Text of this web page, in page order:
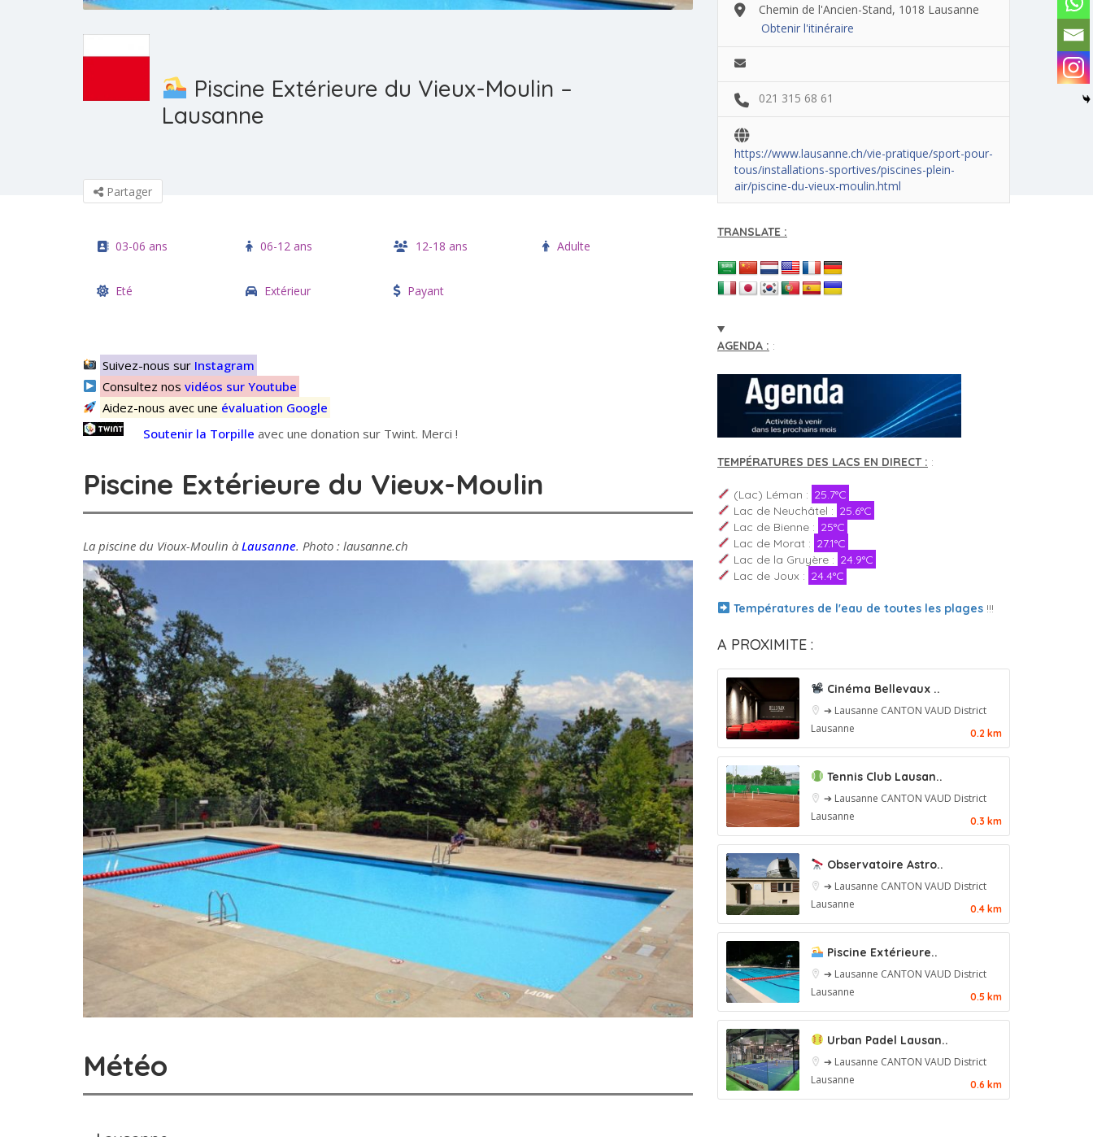
Piscine Extérieure du Vieux-Moulin –
Lausanne
Partager
03-06 ans 06-12 ans 12-18 ans Adulte
Eté Extérieur Payant
Suivez-nous sur Instagram
Consultez nosvidéos sur Youtube
Aidez-nous avec une évaluation Google
Soutenir la Torpille avec une donation sur Twint. Merci !
Piscine Extérieure du Vieux-Moulin
La piscine du Vioux-Moulin à Lausanne. Photo : lausanne.ch
Météo
Chemin de l'Ancien-Stand, 1018 Lausanne
Obtenir l'itinéraire
021 315 68 61
https://www.lausanne.ch/vie-pratique/sport-pour-
tous/installations-sportives/piscines-plein-
air/piscine-du-vieux-moulin.html
TRANSLATE :
AGENDA : :
TEMPÉRATURES DES LACS EN DIRECT : :
(Lac) Léman : 25.7°C
Lac de Neuchâtel : 25.6°C
Lac de Bienne : 25°C
Lac de Morat : 27.1°C
Lac de la Gruyère : 24.9°C
Lac de Joux : 24.4°C
Températures de l'eau de toutes les plages!!!
A PROXIMITE :
Cinéma Bellevaux ..
➔ Lausanne CANTON VAUD District
Lausanne
0.2 km
Tennis Club Lausan..
➔ Lausanne CANTON VAUD District
Lausanne
0.3 km
Observatoire Astro..
➔ Lausanne CANTON VAUD District
Lausanne
0.4 km
Piscine Extérieure..
➔ Lausanne CANTON VAUD District
Lausanne
0.5 km
Urban Padel Lausan..
➔ Lausanne CANTON VAUD District
Lausanne
0.6 km